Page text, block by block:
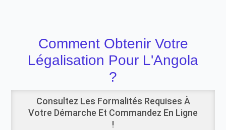
Comment Obtenir Votre
Légalisation Pour L'Angola
?
Consultez Les Formalités Requises À
Votre Démarche Et Commandez En Ligne
!